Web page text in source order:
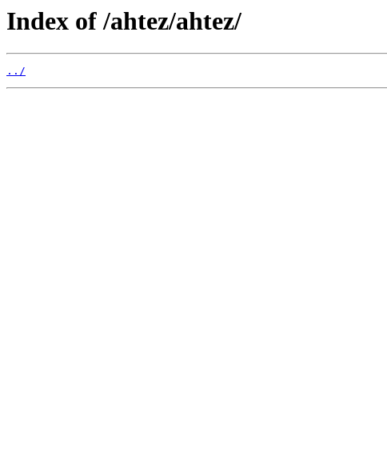
Index of /ahtez/ahtez/
../